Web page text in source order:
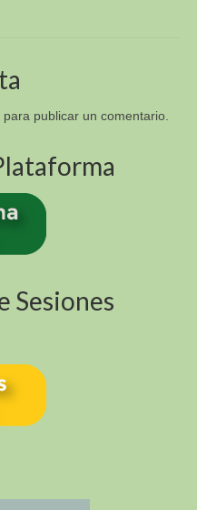
– Bolivia
y los Objetivos de
y los Objetivos de
para publicar un comentario.
Sesiones